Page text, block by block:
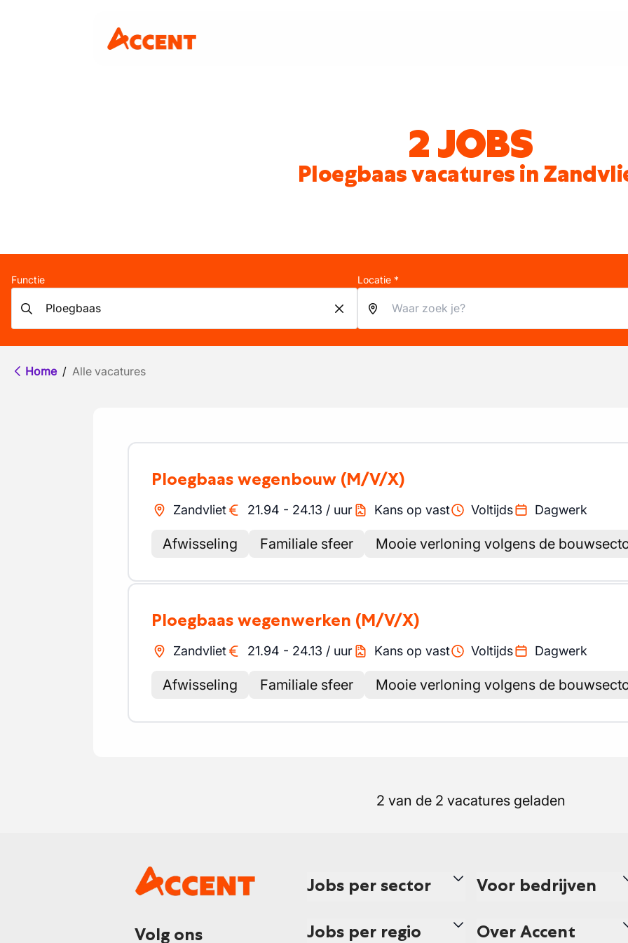
2 JOBS
Ploegbaas vacatures in
Functie Locatie *
Home / Alle vacatures
Ploegbaas wegenbouw (M/V/X)
Zandvliet 21.94 - 24.13 / uur Kans op vast Voltijds Dagwerk
Afwisseling Familiale sfeer Mooie verloning volgens de
Ploegbaas wegenwerken (M/V/X)
Zandvliet 21.94 - 24.13 / uur Kans op vast Voltijds Dagwerk
Afwisseling Familiale sfeer Mooie verloning volgens de
2 van de 2 vacatures geladen
Volg ons
Jobs per sector
Jobs per regio
Voor bedrijven
Over Accent